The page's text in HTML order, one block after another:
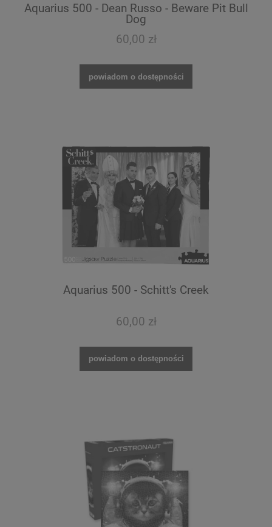
Aquarius 500 - Dean Russo - Beware Pit Bull
Dog
60,00 zł
powiadom o dostępności
Aquarius 500 - Schitt's Creek
60,00 zł
powiadom o dostępności